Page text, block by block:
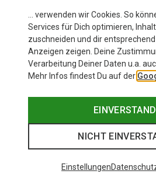
… verwenden wir Cookies. So
Services für Dich optimieren,
zuschneiden und dir
Anzeigen zeigen. Deine
Verarbeitung Deiner Daten u.a.
Mehr Infos findest Du auf der
NICHT
Einstellungen